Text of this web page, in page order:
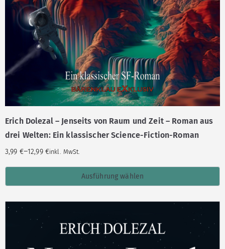
Erich Dolezal – Jenseits von Raum und Zeit – Roman aus
drei Welten: Ein klassischer Science-Fiction-Roman
3,99 €–12,99 €inkl. MwSt.
Ausführung wählen